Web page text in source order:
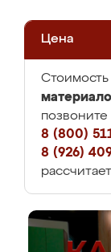
Цена
Стоимость
8 (800)
8 (926)